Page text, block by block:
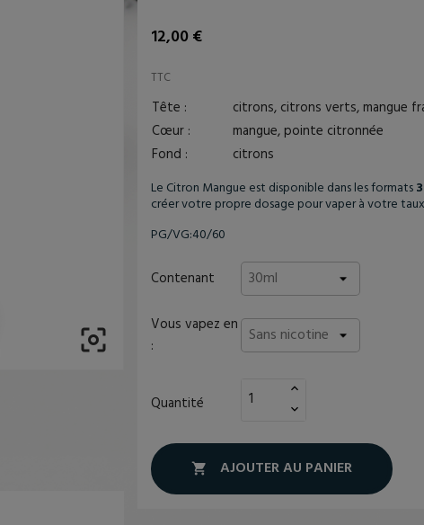

12,00 €
TTC
Tête :
citrons, citrons verts, mangue
Cœur :
mangue, pointe citronnée
Fond :
citrons
Le Citron Mangue est disponible dans les formats
créer votre propre dosage pour vaper à votre
PG/VG:40/60
Contenant
Vous vapez en
:
Quantité
 AJOUTER AU PANIER